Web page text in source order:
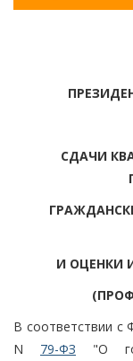
СДАЧИ
И ОЦЕНКИ
В соответствии с
N 79-ФЗ "О